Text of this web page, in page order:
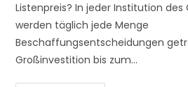
Ihre
Strategie
Nicht
Aus
Den
Augen!
Listenpreis? In jeder Institution des
werden täglich jede Menge
Beschaffungsentscheidungen
Großinvestition bis zum…